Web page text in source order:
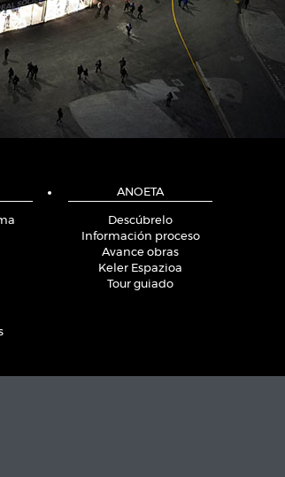
ANOETA
Descúbrelo
Información proceso
Avance obras
Keler Espazioa
Tour guiado